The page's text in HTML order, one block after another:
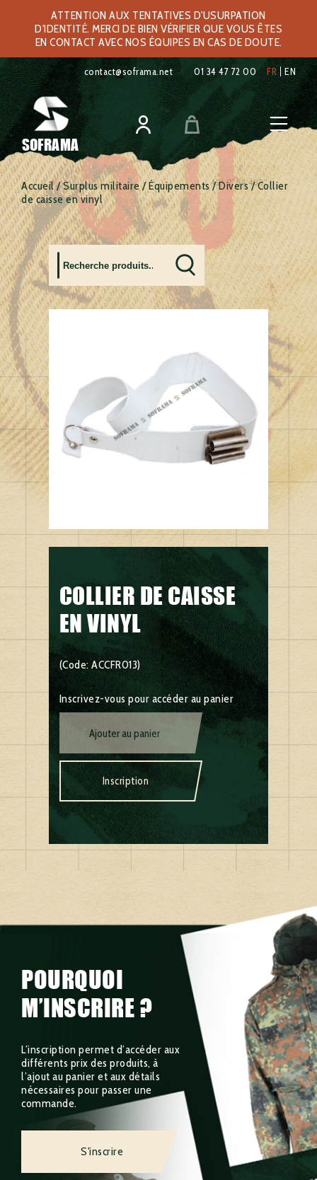
ATTENTION AUX TENTATIVES D'USURPATION
D'IDENTITÉ. MERCI DE BIEN VÉRIFIER QUE VOUS ÊTES
EN CONTACT AVEC NOS ÉQUIPES EN CAS DE DOUTE.
contact@soframa.net 01 34 47 72 00 FR EN
SOFRAMA
Accueil/Surplus militaire/Équipements/Divers/ Collier
de caisse en vinyl
COLLIER DE CAISSE
EN VINYL
(Code: ACCFR013)
Inscrivez-vous pour accéder au panier
Ajouter au panier
Inscription
POURQUOI
M’INSCRIRE ?
L’inscription permet d’accéder aux
différents prix des produits, à
l’ajout au panier et aux détails
nécessaires pour passer une
commande.
S'inscrire